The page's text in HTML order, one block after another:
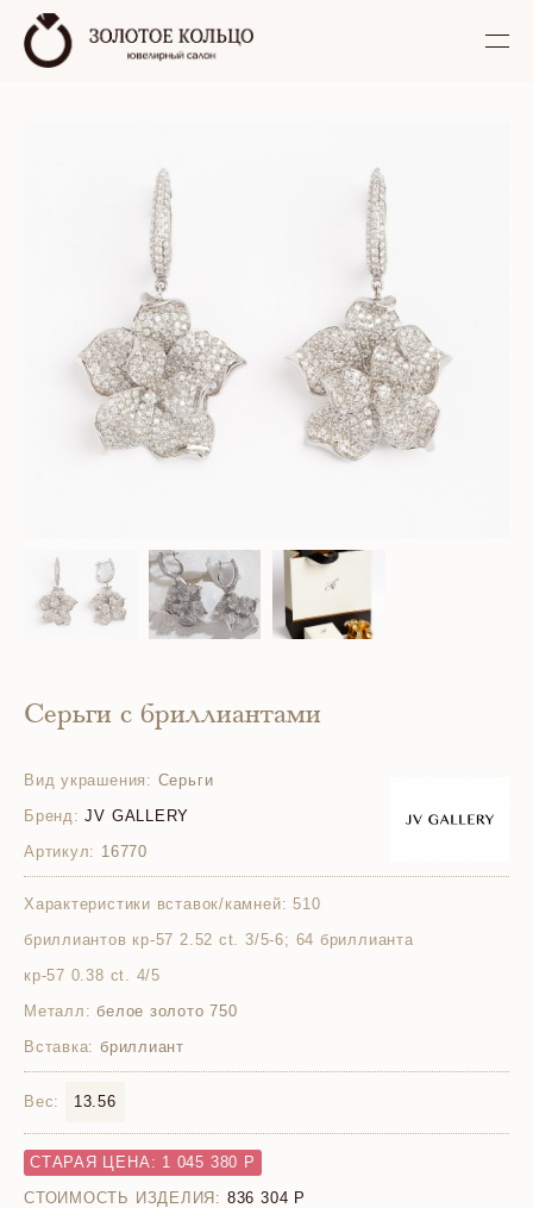
Серьги с бриллиантами
Вид украшения: Серьги
Бренд: JV GALLERY
Артикул: 16770
Характеристики вставок/камней: 510
бриллиантов кр-57 2.52 ct. 3/5-6; 64 бриллианта
кр-57 0.38 ct. 4/5
Металл: белое золото 750
Вставка: бриллиант
Вес: 13.56
СТАРАЯ ЦЕНА: 1 045 380 Р
СТОИМОСТЬ ИЗДЕЛИЯ: 836 304